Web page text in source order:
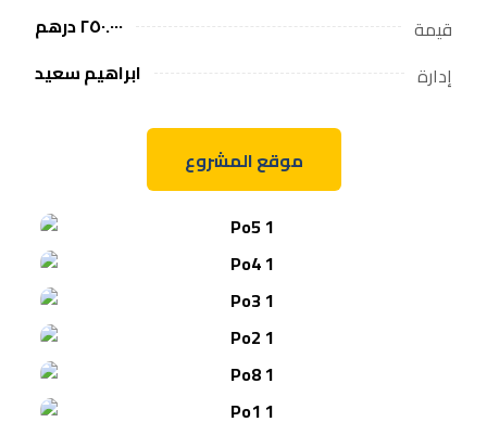
قيمة
٢٥٠.٠٠٠ درهم
إدارة
ابراهيم سعيد
موقع المشروع